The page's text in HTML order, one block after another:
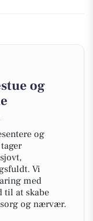
og
og
Vi
med
til at skabe
og nærvær.